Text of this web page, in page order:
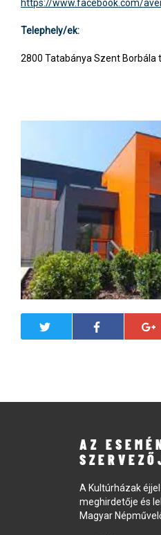
https://www.facebook.com/
Telephely/ek:
2800 Tatabánya Szent Borbála
AZ
A Kultúrházak
meghirdetője és
Magyar